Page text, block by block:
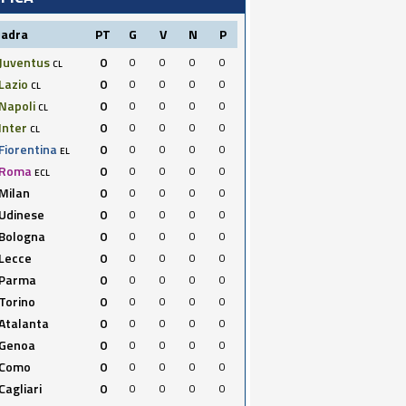
PT G V N P
Juventus CL 0 0 0 0
0
Lazio CL 0 0 0 0
0
Napoli CL 0 0 0 0
0
Inter CL 0 0 0 0
0
Fiorentina EL 0 0 0 0
0
Roma ECL 0 0 0 0
0
Milan 0 0 0 0
0
Udinese 0 0 0 0
0
Bologna 0 0 0 0
0
Lecce 0 0 0 0
0
Parma 0 0 0 0
0
Torino 0 0 0 0
0
0 0 0 0
0
Genoa 0 0 0 0
0
Como 0 0 0 0
0
Cagliari 0 0 0 0
0